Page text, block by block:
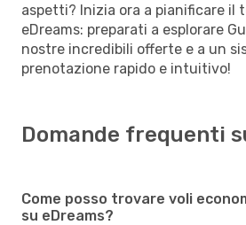
aspetti? Inizia ora a pianificare il
eDreams: preparati a esplorare
nostre incredibili offerte e a un
prenotazione rapido e intuitivo!
Domande frequenti
Come posso trovare voli
su eDreams?